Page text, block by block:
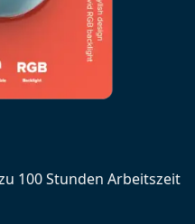
100 Stunden Arbeitszeit